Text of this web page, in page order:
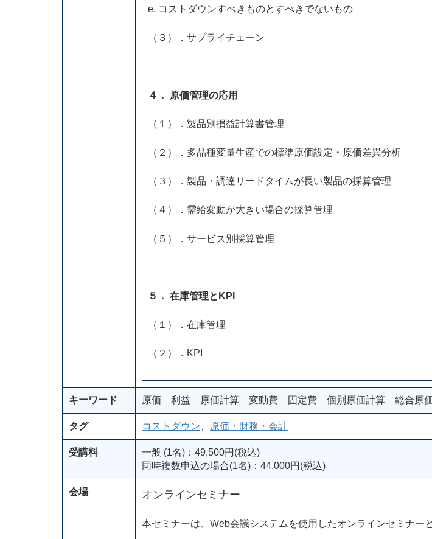
e. コストダウンすべきものとすべきでないもの
（３）．サプライチェーン
４． 原価管理の応用
（１）．製品別損益計算書管理
（２）．多品種変量生産での標準原価設定・原価差異分析
（３）．製品・調達リードタイムが長い製品の採算管理
（４）．需給変動が大きい場合の採算管理
（５）．サービス別採算管理
５． 在庫管理とKPI
（１）．在庫管理
（２）．KPI
キーワード 原価 利益 原価計算 変動費 固定費 個別原価計算 総合原
タグ コストダウン 原価・財務・会計
受講料
一般 (1名)：49,500円(税込)
同時複数申込の場合(1名)：44,000円(税込)
会場 オンラインセミナー
本セミナーは、Web会議システムを使用したオンラインセミナー